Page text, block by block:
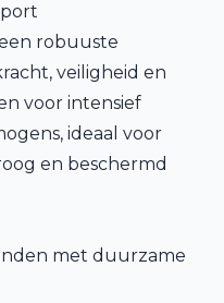
robuuste
veiligheid en
voor intensief
ideaal voor
en beschermd
met duurzame